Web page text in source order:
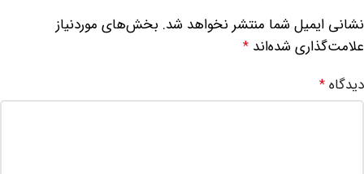
نشانی ایمیل شما منتشر نخواهد شد. بخش‌های موردنیاز
علامت‌گذاری شده‌اند *
دیدگاه *